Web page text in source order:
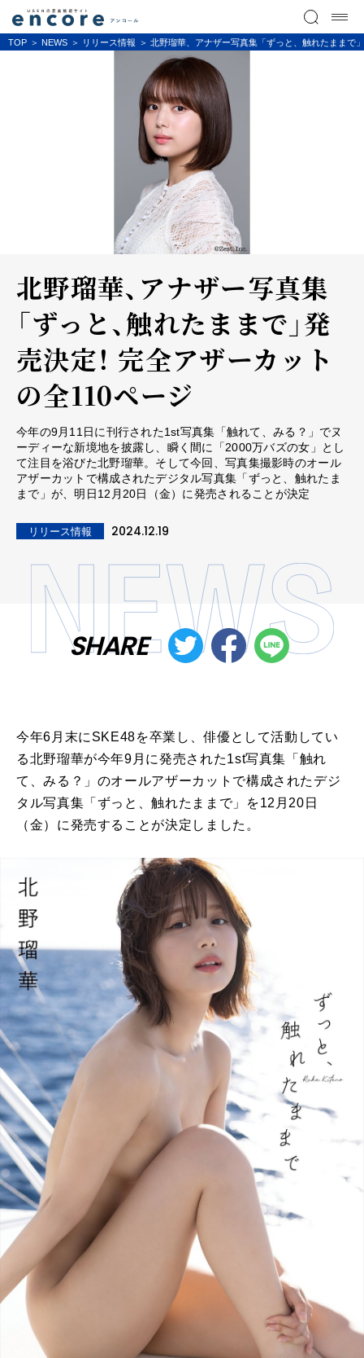
TOP NEWS リリース情報 北野瑠華、アナザー写真集「ずっと、触れたままで
北野瑠華、アナザー写真集
「ずっと、触れたままで」発
売決定！ 完全アザーカット
の全110ページ
今年の9月11日に刊行された1st写真集「触れて、みる？」でヌ
ーディーな新境地を披露し、瞬く間に「2000万バズの女」とし
て注目を浴びた北野瑠華。そして今回、写真集撮影時のオール
アザーカットで構成されたデジタル写真集「ずっと、触れたま
まで」が、明日12月20日（金）に発売されることが決定
リリース情報 2024.12.19
SHARE
今年6月末にSKE48を卒業し、俳優として活動してい
る北野瑠華が今年9月に発売された1st写真集「触れ
て、みる？」のオールアザーカットで構成されたデジ
タル写真集「ずっと、触れたままで」を12月20日
（金）に発売することが決定しました。